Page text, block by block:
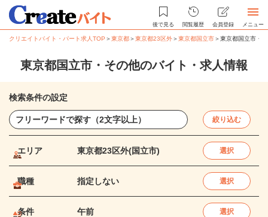
後で見る 閲覧履歴 会員登録 メニュー
クリエイトバイト・パート求人TOP ＞東京都＞東京都23区外＞東京都国立市＞東京都国立市・
東京都国立市・その他のバイト・求人情報
検索条件の設定
絞り込む
エリア 東京都23区外(国立市) 選択
職種 指定しない 選択
条件 午前 選択